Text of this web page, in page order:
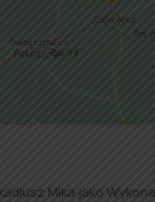
Mika jako